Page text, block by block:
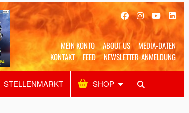
MEIN KONTO ABOUT US
MEDIA-DATEN
KONTAKT
FEED NEWSLETTER-ANMELDUNG
STELLENMARKT SHOP
Alles Shop SUCHEN